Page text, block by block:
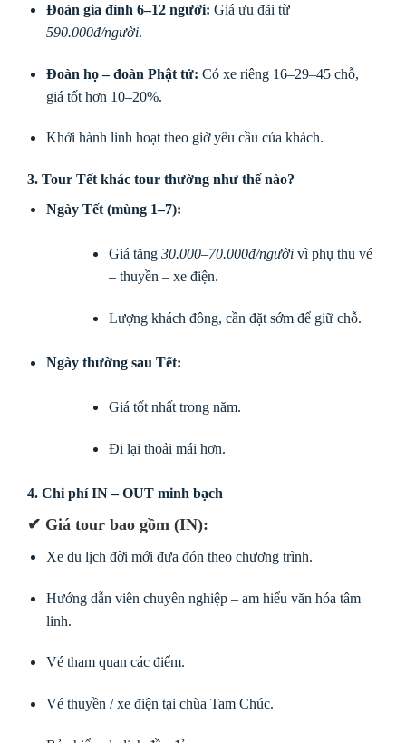
Đoàn gia đình 6–12 người: Giá ưu đãi từ
590.000đ/người.
Đoàn họ – đoàn Phật tử: Có xe riêng 16–29–45 chỗ,
giá tốt hơn 10–20%.
Khởi hành linh hoạt theo giờ yêu cầu của khách.
3. Tour Tết khác tour thường như thế nào?
Ngày Tết (mùng 1–7):
Giá tăng 30.000–70.000đ/ngườivì phụ thu vé
– thuyền – xe điện.
Lượng khách đông, cần đặt sớm để giữ chỗ.
Ngày thường sau Tết:
Giá tốt nhất trong năm.
Đi lại thoải mái hơn.
4. Chi phí IN – OUT minh bạch
✔ Giá tour bao gồm (IN):
Xe du lịch đời mới đưa đón theo chương trình.
Hướng dẫn viên chuyên nghiệp – am hiểu văn hóa tâm
linh.
Vé tham quan các điểm.
Vé thuyền / xe điện tại chùa Tam Chúc.